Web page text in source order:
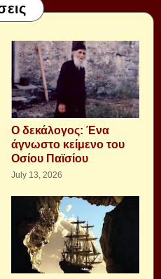
Ο δεκάλογος: Ένα
άγνωστο κείμενο του
Οσίου Παϊσίου
July 13, 2026